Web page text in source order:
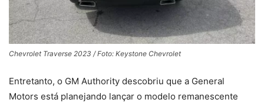
Chevrolet Traverse 2023 / Foto: Keystone Chevrolet
Entretanto, o GM Authority descobriu que a General
Motors está planejando lançar o modelo remanescente